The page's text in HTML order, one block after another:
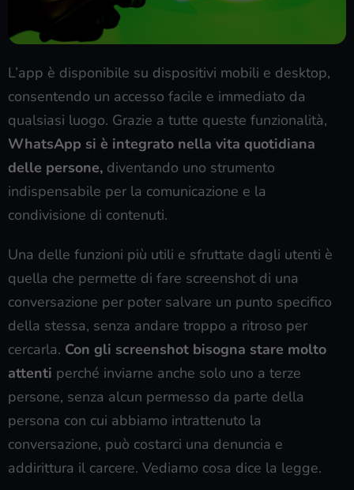
L’app è disponibile su dispositivi mobili e desktop,
consentendo un accesso facile e immediato da
qualsiasi luogo. Grazie a tutte queste funzionalità,
WhatsApp si è integrato nella vita quotidiana
delle persone, diventando uno strumento
indispensabile per la comunicazione e la
condivisione di contenuti.
Una delle funzioni più utili e sfruttate dagli utenti è
quella che permette di fare screenshot di una
conversazione per poter salvare un punto specifico
della stessa, senza andare troppo a ritroso per
cercarla. Con gli screenshot bisogna stare molto
attenti perché inviarne anche solo uno a terze
persone, senza alcun permesso da parte della
persona con cui abbiamo intrattenuto la
conversazione, può costarci una denuncia e
addirittura il carcere. Vediamo cosa dice la legge.